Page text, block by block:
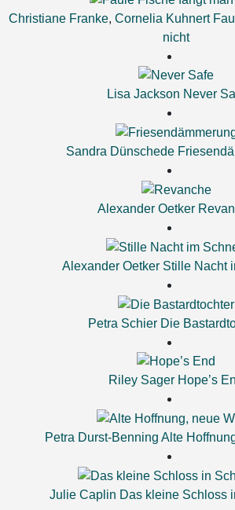
Christiane Franke, Cornelia Kuhnert
nicht
Lisa Jackson Never
Sandra Dünschede
Alexander Oetker
Alexander Oetker Stille Nacht
Petra Schier Die
Riley Sager Hope’s
Petra Durst-Benning Alte
Julie Caplin Das kleine Schloss